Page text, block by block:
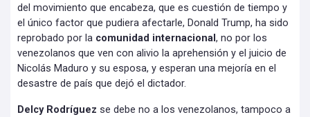
del movimiento que encabeza, que es cuestión de tiempo y
el único factor que pudiera afectarle, Donald Trump, ha sido
reprobado por la comunidad internacional , no por los
venezolanos que ven con alivio la aprehensión y el juicio de
Nicolás Maduro y su esposa, y esperan una mejoría en el
desastre de país que dejó el dictador.
Delcy Rodríguez se debe no a los venezolanos, tampoco a